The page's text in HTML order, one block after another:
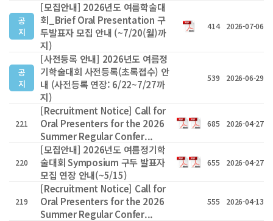
공
지
[모집안내] 2026년도 여름학술대
회_Brief Oral Presentation 구
두발표자 모집 안내 (~7/20(월)까
지)
414 2026-07-06
공
지
[사전등록 안내] 2026년도 여름정
기학술대회 사전등록(초록접수) 안
내 (사전등록 연장: 6/22~7/27까
지)
539 2026-06-29
221
[Recruitment Notice] Call for
Oral Presenters for the 2026
Summer Regular Confer...
685 2026-04-27
220
[모집안내] 2026년도 여름정기학
술대회 Symposium 구두 발표자
모집 연장 안내(~5/15)
655 2026-04-27
219
[Recruitment Notice] Call for
Oral Presenters for the 2026
Summer Regular Confer...
555 2026-04-13